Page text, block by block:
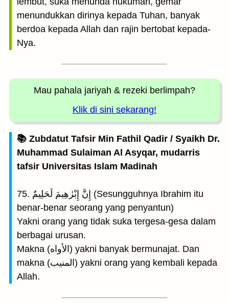
menundukkan dirinya kepada Tuhan, banyak
berdoa kepada Allah dan rajin bertobat kepada-
Nya.
Mau pahala jariyah & rezeki berlimpah?
Klik di sini sekarang!
📚 Zubdatut Tafsir Min Fathil Qadir / Syaikh Dr.
Muhammad Sulaiman Al Asyqar, mudarris
tafsir Universitas Islam Madinah
75. إِنَّ إِبْرٰهِيمَ لَحَلِيمٌ (Sesungguhnya Ibrahim itu
benar-benar seorang yang penyantun)
Yakni orang yang tidak suka tergesa-gesa dalam
berbagai urusan.
Makna (الأواه) yakni banyak bermunajat. Dan
makna (المنيب) yakni orang yang kembali kepada
Allah.